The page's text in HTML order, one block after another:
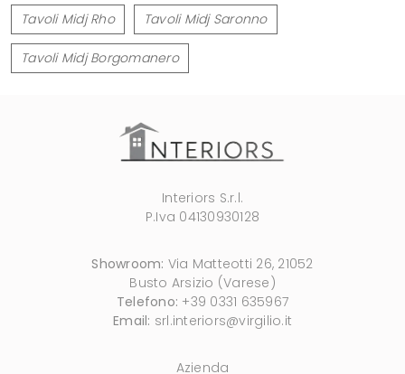
Tavoli Midj Rho Tavoli Midj Saronno
Tavoli Midj Borgomanero
Interiors S.r.l.
P.Iva 04130930128
Showroom: Via Matteotti 26, 21052
Busto Arsizio (Varese)
Telefono: +39 0331 635967
Email: srl.interiors@virgilio.it
Azienda